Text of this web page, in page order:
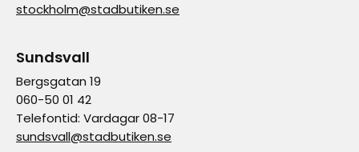
stockholm@stadbutiken.se
Sundsvall
Bergsgatan 19
060-50 01 42
Telefontid: Vardagar 08-17
sundsvall@stadbutiken.se